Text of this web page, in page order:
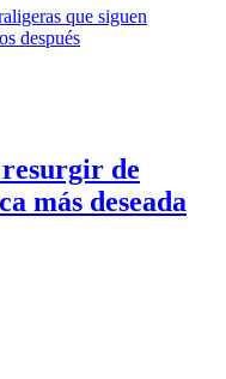
que siguen
después
de
más deseada